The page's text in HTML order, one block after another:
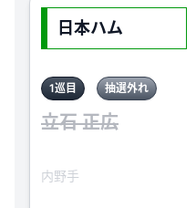
日本ハム
1巡目 抽選外れ
立石 正広
内野手